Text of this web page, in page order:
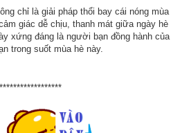
chỉ là giải pháp thổi bay cái nóng mùa
giác dễ chịu, thanh mát giữa ngày hè
xứng đáng là người bạn đồng hành của
trong suốt mùa hè này.